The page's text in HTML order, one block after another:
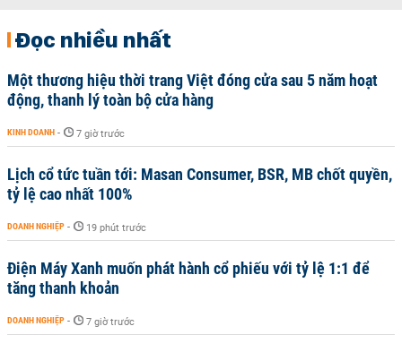
Đọc nhiều nhất
Một thương hiệu thời trang Việt đóng cửa sau 5 năm hoạt
động, thanh lý toàn bộ cửa hàng
KINH DOANH - 7 giờ trước
Lịch cổ tức tuần tới: Masan Consumer, BSR, MB chốt quyền,
tỷ lệ cao nhất 100%
DOANH NGHIỆP - 19 phút trước
Điện Máy Xanh muốn phát hành cổ phiếu với tỷ lệ 1:1 để
tăng thanh khoản
DOANH NGHIỆP - 7 giờ trước